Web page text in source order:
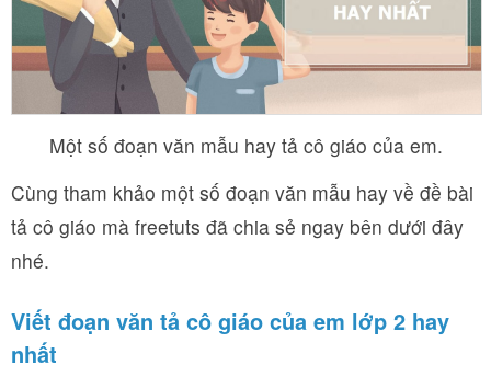
Một số đoạn văn mẫu hay tả cô giáo của em.
Cùng tham khảo một số đoạn văn mẫu hay về đề bài
tả cô giáo mà freetuts đã chia sẻ ngay bên dưới đây
nhé.
Viết đoạn văn tả cô giáo của em lớp 2 hay
nhất